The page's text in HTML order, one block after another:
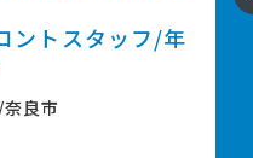
ントスタッフ/年
良市